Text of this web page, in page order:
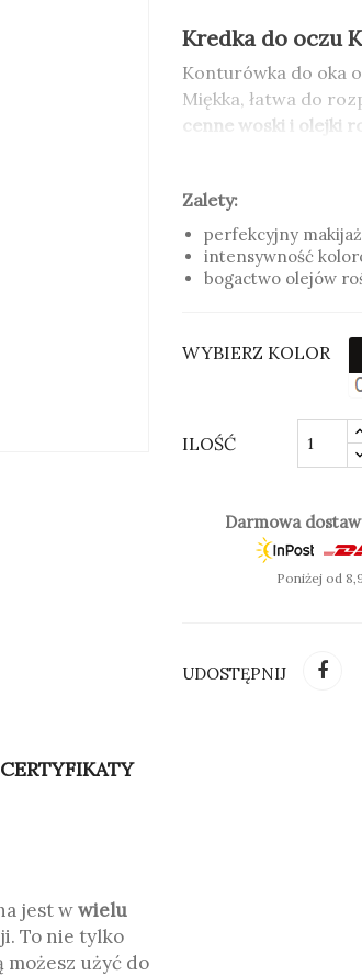
Kredka do oczu
Konturówka do oka
Miękka, łatwa do
cenne woski i olejki
oczach oraz noszące
Zalety:
perfekcyjny
bogactwo olejów
Zalety:
perfekcyjny
intensywność
bogactwo olejów
WYBIERZ KOLOR
ILOŚĆ
Darmowa
Poniżej od
UDOSTĘPNIJ
CERTYFIKATY
jest wwielu
To nie tylko
możesz użyć do